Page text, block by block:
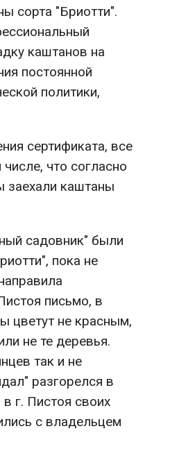
сорта "Бриотти".
каштанов на
постоянной
политики,
сертификата, все
что согласно
заехали каштаны
садовник" были
пока не
письмо, в
цветут не красным,
не те деревья.
так и не
разгорелся в
г. Пистоя своих
с владельцем